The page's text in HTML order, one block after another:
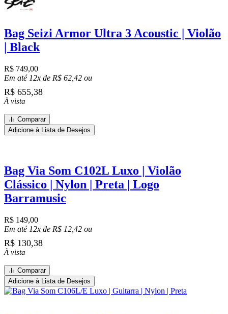
Bag Seizi Armor Ultra 3 Acoustic | Violão
| Black
R$ 749,00
Em até 12x de R$ 62,42 ou
R$ 655,38
À vista
Comparar
Adicione à Lista de Desejos
Bag Via Som C102L Luxo | Violão
Clássico | Nylon | Preta | Logo
Barramusic
R$ 149,00
Em até 12x de R$ 12,42 ou
R$ 130,38
À vista
Comparar
Adicione à Lista de Desejos